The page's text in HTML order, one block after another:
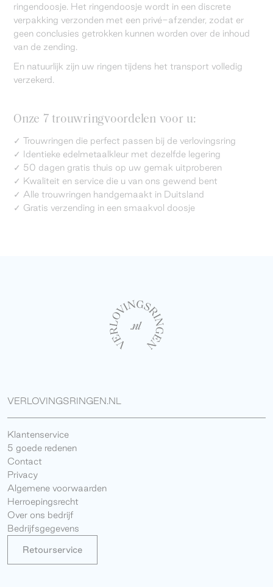
ringendoosje. Het ringendoosje wordt in een discrete
verpakking verzonden met een privé-afzender, zodat er
geen conclusies getrokken kunnen worden over de inhoud
van de zending.
En natuurlijk zijn uw ringen tijdens het transport volledig
verzekerd.
Onze 7 trouwringvoordelen voor u:
✓ Trouwringen die perfect passen bij de verlovingsring
✓ Identieke edelmetaalkleur met dezelfde legering
✓ 50 dagen gratis thuis op uw gemak uitproberen
✓ Kwaliteit en service die u van ons gewend bent
✓ Alle trouwringen handgemaakt in Duitsland
✓ Gratis verzending in een smaakvol doosje
VERLOVINGSRINGEN.NL
Klantenservice
5 goede redenen
Contact
Privacy
Algemene voorwaarden
Herroepingsrecht
Over ons bedrijf
Bedrijfsgegevens
Retourservice